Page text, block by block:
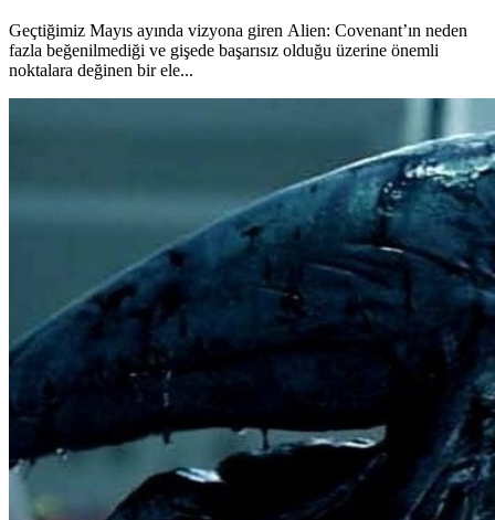
Geçtiğimiz Mayıs ayında vizyona giren Alien: Covenant’ın neden
fazla beğenilmediği ve gişede başarısız olduğu üzerine önemli
noktalara değinen bir ele...